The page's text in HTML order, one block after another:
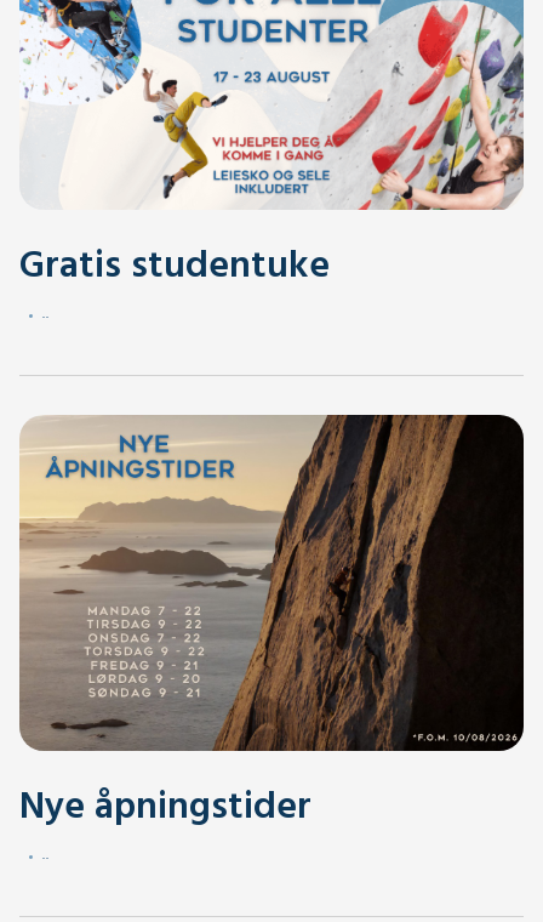
Gratis studentuke
..
Nye åpningstider
..